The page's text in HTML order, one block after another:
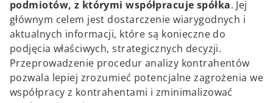
podmiotów, z którymi współpracuje spółka. Jej
głównym celem jest dostarczenie wiarygodnych i
aktualnych informacji, które są konieczne do
podjęcia właściwych, strategicznych decyzji.
Przeprowadzenie procedur analizy kontrahentów
pozwala lepiej zrozumieć potencjalne zagrożenia we
współpracy z kontrahentami i zminimalizować